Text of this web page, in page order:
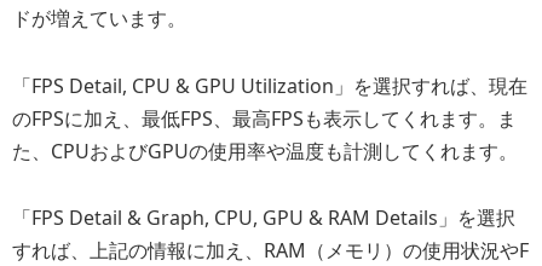
ドが増えています。
「FPS Detail, CPU & GPU Utilization」を選択すれば、現在
のFPSに加え、最低FPS、最高FPSも表示してくれます。ま
た、CPUおよびGPUの使用率や温度も計測してくれます。
「FPS Detail & Graph, CPU, GPU & RAM Details」を選択
すれば、上記の情報に加え、RAM（メモリ）の使用状況やF